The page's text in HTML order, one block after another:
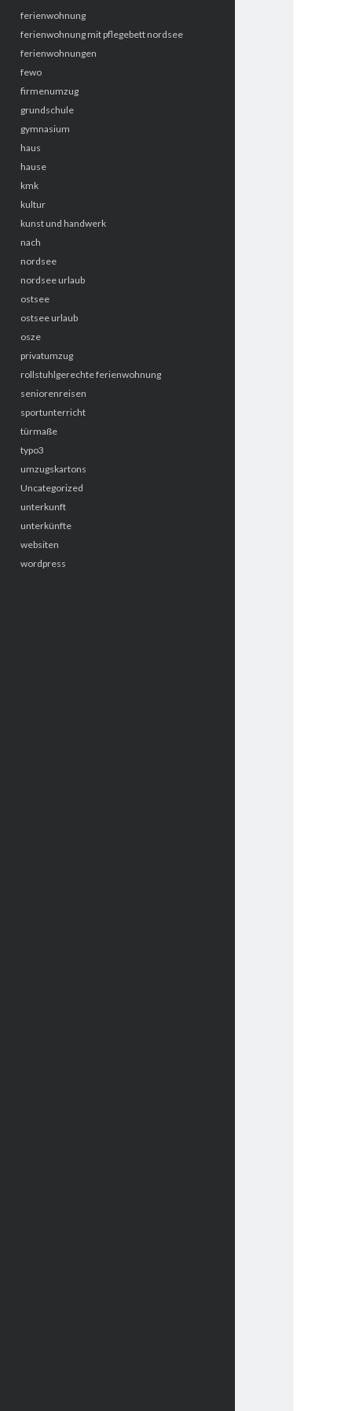
ferienwohnung
ferienwohnung mit pflegebett nordsee
ferienwohnungen
fewo
firmenumzug
grundschule
gymnasium
haus
hause
kmk
kultur
kunst und handwerk
nach
nordsee
nordsee urlaub
ostsee
ostsee urlaub
osze
privatumzug
rollstuhlgerechte ferienwohnung
seniorenreisen
sportunterricht
türmaße
typo3
umzugskartons
Uncategorized
unterkunft
unterkünfte
websiten
wordpress